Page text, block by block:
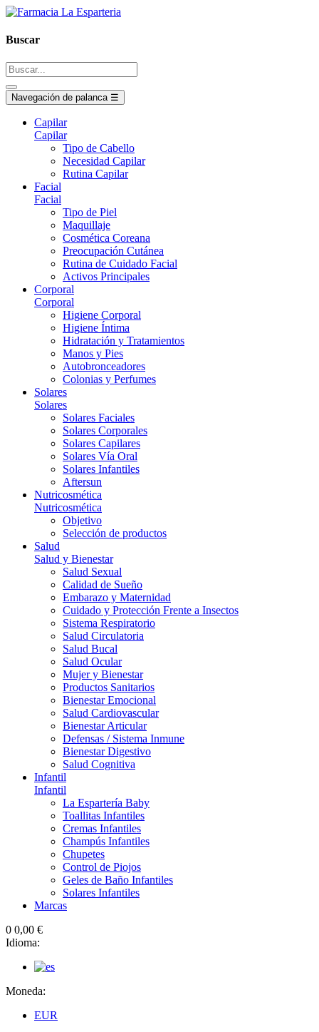
Buscar
Navegación de palanca ☰
Capilar
Capilar
Tipo de Cabello
Necesidad Capilar
Rutina Capilar
Facial
Facial
Tipo de Piel
Maquillaje
Cosmética Coreana
Preocupación Cutánea
Rutina de Cuidado Facial
Activos Principales
Corporal
Corporal
Higiene Corporal
Higiene Íntima
Hidratación y Tratamientos
Manos y Pies
Autobronceadores
Colonias y Perfumes
Solares
Solares
Solares Faciales
Solares Corporales
Solares Capilares
Solares Vía Oral
Solares Infantiles
Aftersun
Nutricosmética
Nutricosmética
Objetivo
Selección de productos
Salud
Salud y Bienestar
Salud Sexual
Calidad de Sueño
Embarazo y Maternidad
Cuidado y Protección Frente a Insectos
Sistema Respiratorio
Salud Circulatoria
Salud Bucal
Salud Ocular
Mujer y Bienestar
Productos Sanitarios
Bienestar Emocional
Salud Cardiovascular
Bienestar Articular
Defensas / Sistema Inmune
Bienestar Digestivo
Salud Cognitiva
Infantil
Infantil
La Espartería Baby
Toallitas Infantiles
Cremas Infantiles
Champús Infantiles
Chupetes
Control de Piojos
Geles de Baño Infantiles
Solares Infantiles
Marcas
0 0,00 €
Idioma:
Moneda:
EUR